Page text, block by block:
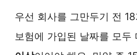
우선 회사를 그만두기 전
보험에 가입된 날짜를 모두